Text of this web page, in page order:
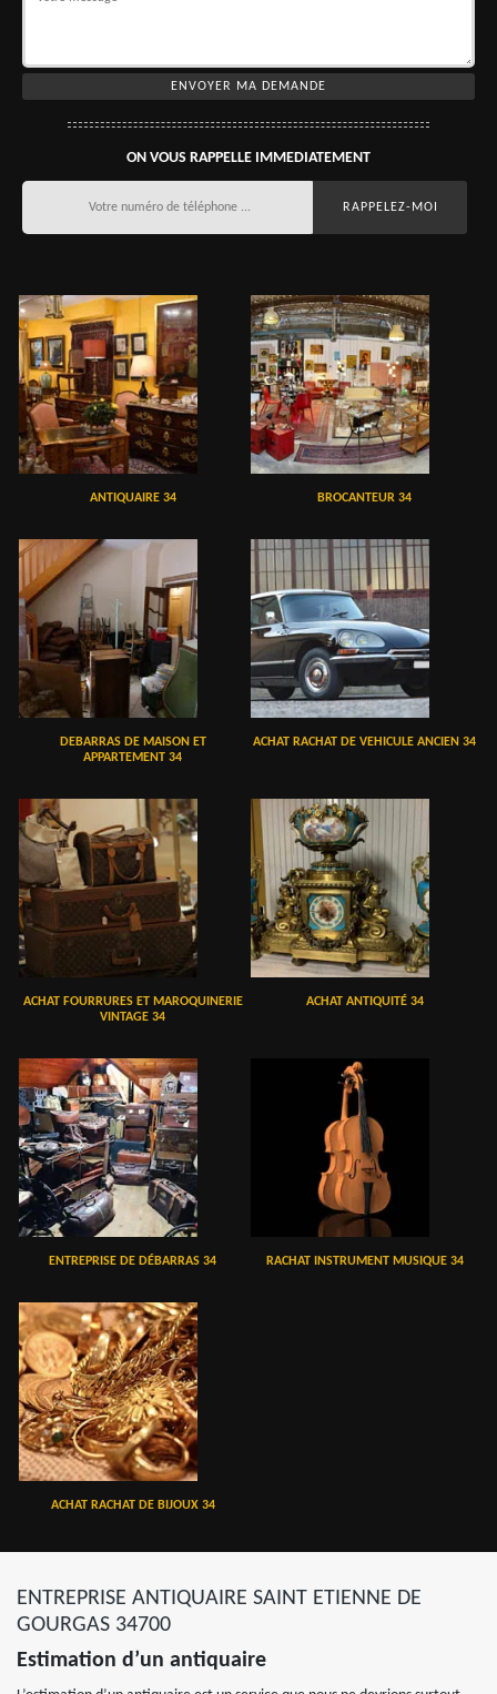
ON VOUS RAPPELLE IMMEDIATEMENT
ANTIQUAIRE 34 BROCANTEUR 34
DEBARRAS DE MAISON ET
APPARTEMENT 34
ACHAT RACHAT DE VEHICULE ANCIEN 34
ACHAT FOURRURES ET MAROQUINERIE
VINTAGE 34
ACHAT ANTIQUITÉ 34
ENTREPRISE DE DÉBARRAS 34 RACHAT INSTRUMENT MUSIQUE 34
ACHAT RACHAT DE BIJOUX 34
ENTREPRISE ANTIQUAIRE SAINT ETIENNE DE
GOURGAS 34700
Estimation d’un antiquaire